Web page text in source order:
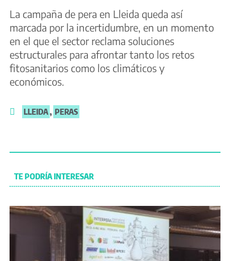
La campaña de pera en Lleida queda así
marcada por la incertidumbre, en un momento
en el que el sector reclama soluciones
estructurales para afrontar tanto los retos
fitosanitarios como los climáticos y
económicos.
LLEIDA, PERAS
TE PODRÍA INTERESAR